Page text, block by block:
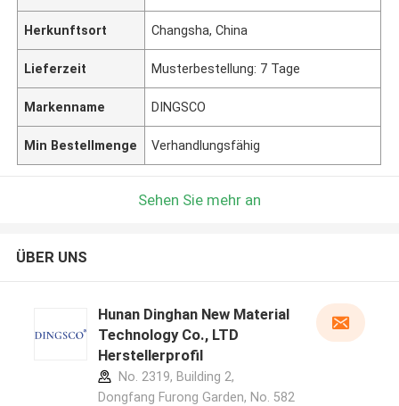
Herkunftsort Changsha, China
Lieferzeit Musterbestellung: 7 Tage
Markenname DINGSCO
Min Bestellmenge Verhandlungsfähig
Sehen Sie mehr an
ÜBER UNS
Hunan Dinghan New Material
Technology Co., LTD
Herstellerprofil
No. 2319, Building 2,
Dongfang Furong Garden, No. 582